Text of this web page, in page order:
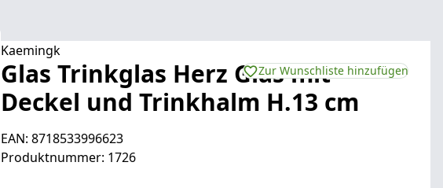
Kaemingk
Glas Trinkglas Herz Glas mit
Deckel und Trinkhalm H.13 cm
EAN: 8718533996623
Produktnummer: 1726
Zur Wunschliste hinzufügen